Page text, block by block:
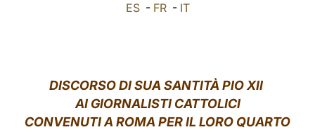
ES- FR- IT
DISCORSO DI SUA SANTITÀ PIO XII
AI GIORNALISTI CATTOLICI
CONVENUTI A ROMA PER IL LORO QUARTO